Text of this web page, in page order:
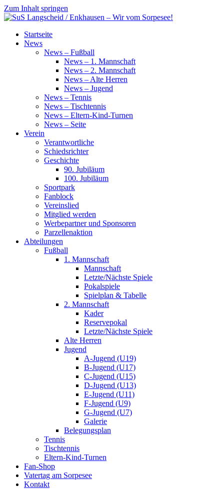
Zum Inhalt springen
SuS
Langscheid
Startseite
News
News – Fußball
News – 1. Mannschaft
News – 2. Mannschaft
News – Alte Herren
News – Jugend
News – Tennis
News – Tischtennis
News – Eltern-Kind-Turnen
News – Seite
Verein
Verantwortliche
Schiedsrichter
Geschichte
90. Jubiläum
100. Jubiläum
Sportpark
Fanblock
Vereinslied
Mitglied werden
Werbepartner und Sponsoren
Parzellenaktion
Abteilungen
Fußball
1. Mannschaft
Mannschaft
Letzte/Nächste Spiele
Pokalspiele
Spielplan & Tabelle
2. Mannschaft
Kader
Reservepokal
Letzte/Nächste Spiele
Alte Herren
Jugend
A-Jugend (U19)
B-Jugend (U17)
C-Jugend (U15)
D-Jugend (U13)
E-Jugend (U11)
F-Jugend (U9)
G-Jugend (U7)
Galerie
Belegungsplan
Tennis
Tischtennis
Eltern-Kind-Turnen
Fan-Shop
Vatertag am Sorpesee
Kontakt